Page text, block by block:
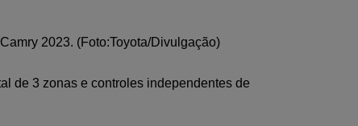
2023. (Foto:Toyota/Divulgação)
de 3 zonas e controles independentes de